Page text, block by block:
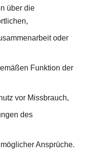
über die
oder
Funktion der
vor Missbrauch,
des
Ansprüche.